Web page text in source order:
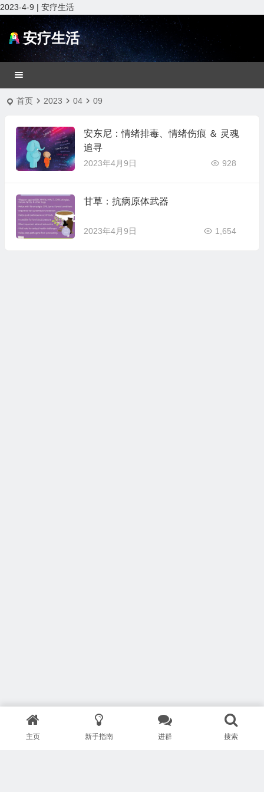
2023-4-9 | 安疗生活
安疗生活
首页 2023 04 09
安东尼：情绪排毒、情绪伤痕 ＆ 灵魂
追寻
2023年4月9日 928
甘草：抗病原体武器
2023年4月9日 1,654
主页 新手指南 进群 搜索